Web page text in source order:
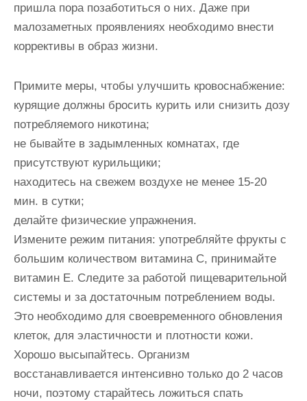
пришла пора позаботиться о них. Даже при
малозаметных проявлениях необходимо внести
коррективы в образ жизни.
Примите меры, чтобы улучшить кровоснабжение:
курящие должны бросить курить или снизить дозу
потребляемого никотина;
не бывайте в задымленных комнатах, где
присутствуют курильщики;
находитесь на свежем воздухе не менее 15-20
мин. в сутки;
делайте физические упражнения.
Измените режим питания: употребляйте фрукты с
большим количеством витамина С, принимайте
витамин Е. Следите за работой пищеварительной
системы и за достаточным потреблением воды.
Это необходимо для своевременного обновления
клеток, для эластичности и плотности кожи.
Хорошо высыпайтесь. Организм
восстанавливается интенсивно только до 2 часов
ночи, поэтому старайтесь ложиться спать